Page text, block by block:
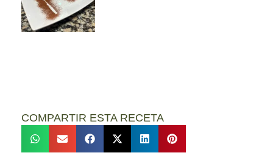
COMPARTIR ESTA RECETA